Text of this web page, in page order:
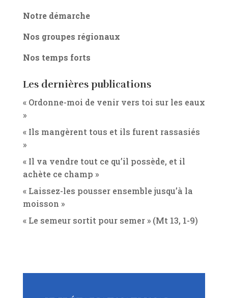
Notre démarche
Nos groupes régionaux
Nos temps forts
Les dernières publications
« Ordonne-moi de venir vers toi sur les eaux
»
« Ils mangèrent tous et ils furent rassasiés
»
« Il va vendre tout ce qu’il possède, et il
achète ce champ »
« Laissez-les pousser ensemble jusqu’à la
moisson »
« Le semeur sortit pour semer » (Mt 13, 1-9)